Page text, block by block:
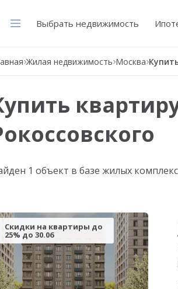
Выбрать недвижимость
Жилая недвижимость Москва
1 объект в базе жилых
Скидки на квартиры до
25% до 30.06